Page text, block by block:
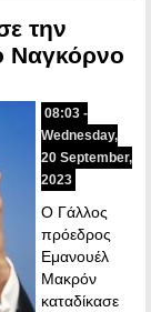
την
Ναγκόρνο
08:03 -
Wednesday,
20 September,
2023
Ο Γάλλος
πρόεδρος
Εμανουέλ
Μακρόν
καταδίκασε